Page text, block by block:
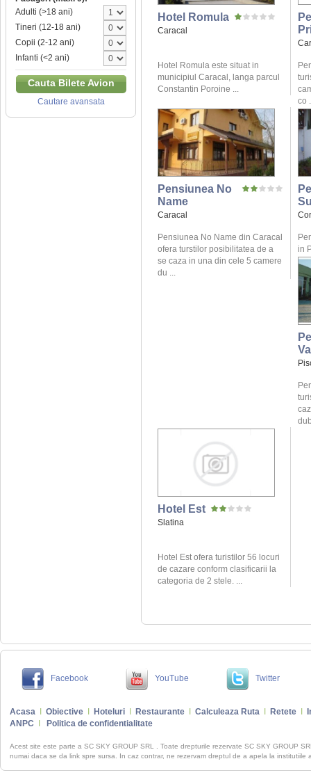
Adulti (>18 ani)
Tineri (12-18 ani)
Copii (2-12 ani)
Infanti (<2 ani)
Cauta Bilete Avion
Cautare avansata
Hotel Romula
Caracal
Hotel Romula este situat in
municipiul Caracal, langa parcul
Constantin Poroine ...
co
Pensiunea No
Name
Caracal
Pensiunea No Name din Caracal
ofera turstilor posibilitatea de a
se caza in una din cele 5 camere
du ...
in
Hotel Est
Slatina
Hotel Est ofera turistilor 56 locuri
de cazare conform clasificarii la
categoria de 2 stele. ...
Facebook YouTube Twitter
Acasa Obiective Hoteluri Restaurante Calculeaza Ruta Retete
ANPC
Politica de confidentialitate
Acest site este parte a SC SKY GROUP SRL . Toate drepturile rezervate SC SKY GROUP
numai daca se da link spre sursa. In caz contrar, ne rezervam dreptul de a apela la institutiile